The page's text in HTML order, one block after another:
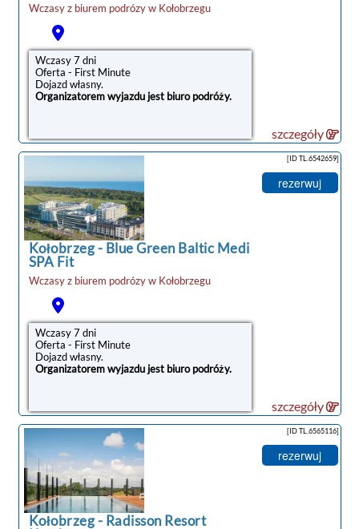
noclegi Kołobrzeg
Wczasy z biurem podrózy w Kołobrzegu
Wczasy 7 dni
Oferta - First Minute
Dojazd własny.
Organizatorem wyjazdu jest biuro podróży.
szczegóły
Kołobrzeg- Blue Green Baltic Medi
SPA Fit
Wczasy z biurem podrózy w Kołobrzegu
Wczasy 7 dni
Oferta - First Minute
Dojazd własny.
Organizatorem wyjazdu jest biuro podróży.
[ID TL.6542659]
rezerwuj
szczegóły
Kołobrzeg- Radisson Resort
[ID TL.6565116]
rezerwuj